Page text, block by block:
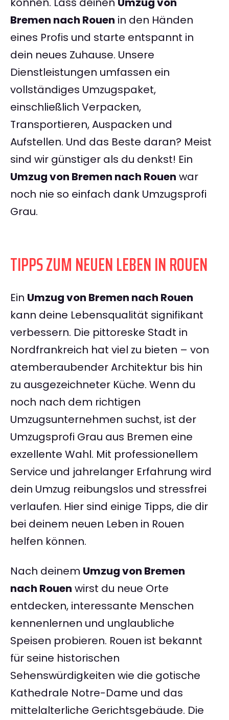
Bremen nach Rouen in den Händen
eines Profis und starte entspannt in
dein neues Zuhause. Unsere
Dienstleistungen umfassen ein
vollständiges Umzugspaket,
einschließlich Verpacken,
Transportieren, Auspacken und
Aufstellen. Und das Beste daran? Meist
sind wir günstiger als du denkst! Ein
Umzug von Bremen nach Rouen war
noch nie so einfach dank Umzugsprofi
Grau.
TIPPS ZUM NEUEN LEBEN IN ROUEN
Ein Umzug von Bremen nach Rouen
kann deine Lebensqualität signifikant
verbessern. Die pittoreske Stadt in
Nordfrankreich hat viel zu bieten – von
atemberaubender Architektur bis hin
zu ausgezeichneter Küche. Wenn du
noch nach dem richtigen
Umzugsunternehmen suchst, ist der
Umzugsprofi Grau aus Bremen eine
exzellente Wahl. Mit professionellem
Service und jahrelanger Erfahrung wird
dein Umzug reibungslos und stressfrei
verlaufen. Hier sind einige Tipps, die dir
bei deinem neuen Leben in Rouen
helfen können.
Nach deinem Umzug von Bremen
nach Rouen wirst du neue Orte
entdecken, interessante Menschen
kennenlernen und unglaubliche
Speisen probieren. Rouen ist bekannt
für seine historischen
Sehenswürdigkeiten wie die gotische
Kathedrale Notre-Dame und das
mittelalterliche Gerichtsgebäude. Die